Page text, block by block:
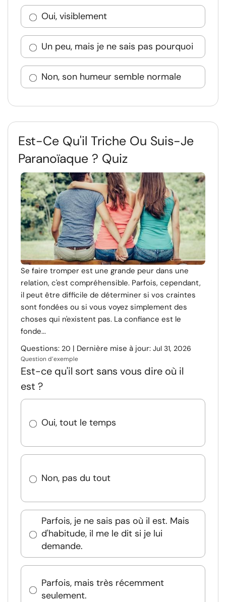
Oui, visiblement
Un peu, mais je ne sais pas pourquoi
Non, son humeur semble normale
Est-Ce Qu'il Triche Ou Suis-Je
Paranoïaque ? Quiz
Se faire tromper est une grande peur dans une
relation, c'est compréhensible. Parfois, cependant,
il peut être difficile de déterminer si vos craintes
sont fondées ou si vous voyez simplement des
choses qui n'existent pas. La confiance est le
fonde...
Questions: 20 | Dernière mise à jour: Jul 31, 2026
Question d’exemple
Est-ce qu'il sort sans vous dire où il
est ?
Oui, tout le temps
Non, pas du tout
Parfois, je ne sais pas où il est. Mais
d'habitude, il me le dit si je lui
demande.
Parfois, mais très récemment
seulement.